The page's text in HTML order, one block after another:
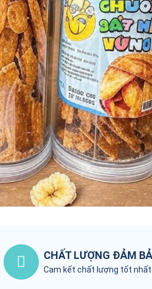
CHẤT LƯỢNG ĐẢM
Cam kết chất lượng tốt nhất